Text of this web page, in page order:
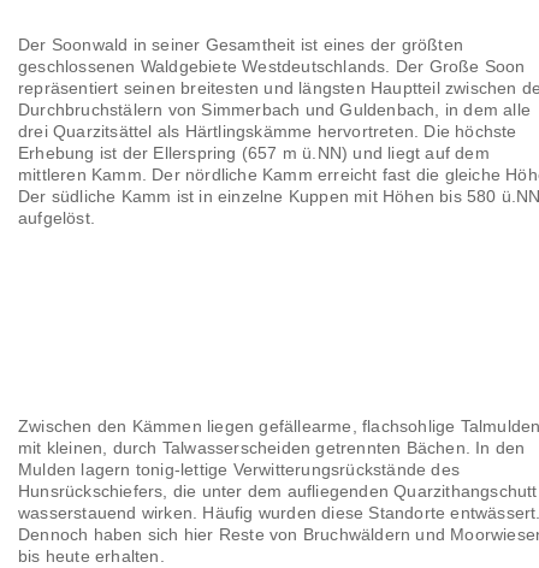
Der Soonwald in seiner Gesamtheit ist eines der größten
geschlossenen Waldgebiete Westdeutschlands. Der Große Soon
repräsentiert seinen breitesten und längsten Hauptteil zwischen
Durchbruchstälern von Simmerbach und Guldenbach, in dem alle
drei Quarzitsättel als Härtlingskämme hervortreten. Die höchste
Erhebung ist der Ellerspring (657 m ü.NN) und liegt auf dem
mittleren Kamm. Der nördliche Kamm erreicht fast die gleiche
Der südliche Kamm ist in einzelne Kuppen mit Höhen bis 580
aufgelöst.
Zwischen den Kämmen liegen gefällearme, flachsohlige
mit kleinen, durch Talwasserscheiden getrennten Bächen. In den
Mulden lagern tonig-lettige Verwitterungsrückstände des
Hunsrückschiefers, die unter dem aufliegenden Quarzithangschutt
wasserstauend wirken. Häufig wurden diese Standorte
Dennoch haben sich hier Reste von Bruchwäldern und
bis heute erhalten.